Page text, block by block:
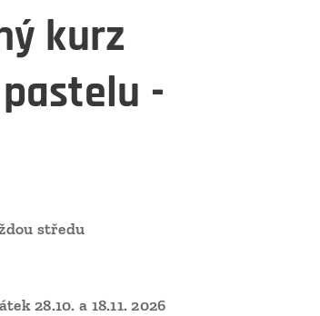
kurz
-
středu
28.10. a 18.11. 2026